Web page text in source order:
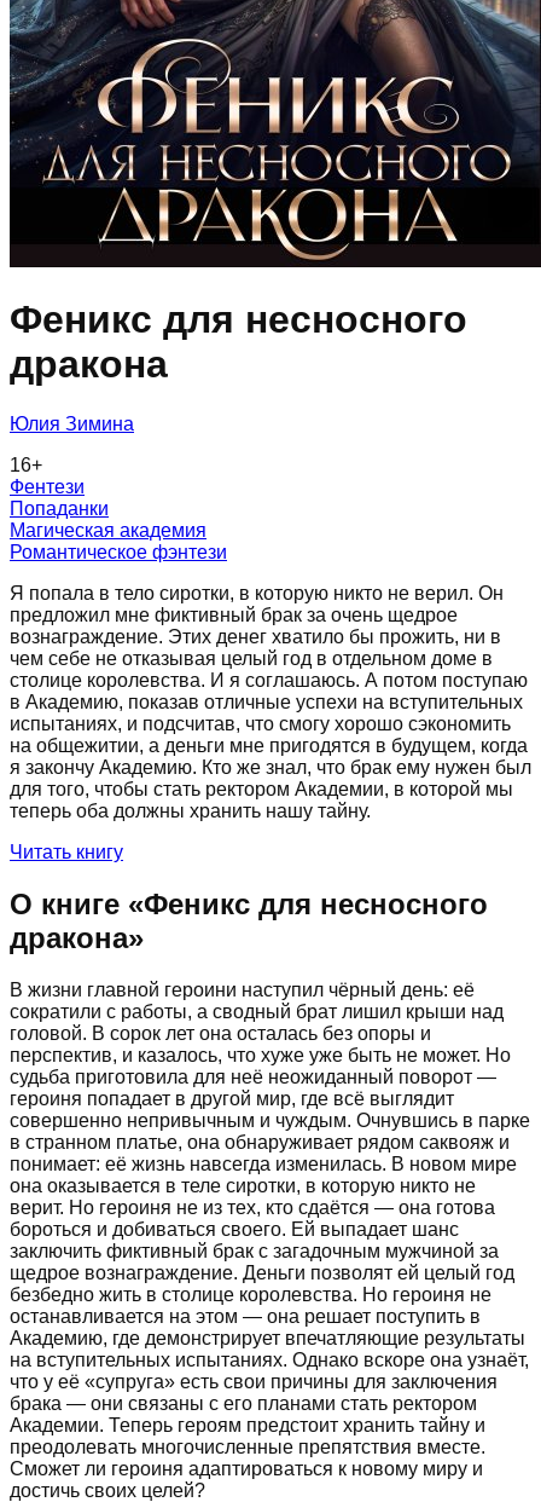
Феникс для несносного
дракона
Юлия Зимина
16+
Фентези
Попаданки
Магическая академия
Романтическое фэнтези
Я попала в тело сиротки, в которую никто не верил. Он
предложил мне фиктивный брак за очень щедрое
вознаграждение. Этих денег хватило бы прожить, ни в
чем себе не отказывая целый год в отдельном доме в
столице королевства. И я соглашаюсь. А потом поступаю
в Академию, показав отличные успехи на вступительных
испытаниях, и подсчитав, что смогу хорошо сэкономить
на общежитии, а деньги мне пригодятся в будущем, когда
я закончу Академию. Кто же знал, что брак ему нужен был
для того, чтобы стать ректором Академии, в которой мы
теперь оба должны хранить нашу тайну.
Читать книгу
О книге «Феникс для несносного
дракона»
В жизни главной героини наступил чёрный день: её
сократили с работы, а сводный брат лишил крыши над
головой. В сорок лет она осталась без опоры и
перспектив, и казалось, что хуже уже быть не может. Но
судьба приготовила для неё неожиданный поворот —
героиня попадает в другой мир, где всё выглядит
совершенно непривычным и чуждым. Очнувшись в парке
в странном платье, она обнаруживает рядом саквояж и
понимает: её жизнь навсегда изменилась. В новом мире
она оказывается в теле сиротки, в которую никто не
верит. Но героиня не из тех, кто сдаётся — она готова
бороться и добиваться своего. Ей выпадает шанс
заключить фиктивный брак с загадочным мужчиной за
щедрое вознаграждение. Деньги позволят ей целый год
безбедно жить в столице королевства. Но героиня не
останавливается на этом — она решает поступить в
Академию, где демонстрирует впечатляющие результаты
на вступительных испытаниях. Однако вскоре она узнаёт,
что у её «супруга» есть свои причины для заключения
брака — они связаны с его планами стать ректором
Академии. Теперь героям предстоит хранить тайну и
преодолевать многочисленные препятствия вместе.
Сможет ли героиня адаптироваться к новому миру и
достичь своих целей?